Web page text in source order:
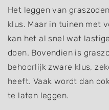
Het leggen van
klus. Maar in tuinen met
kan het al snel wat
doen. Bovendien is
behoorlijk zware klus,
heeft. Vaak wordt dan
te laten leggen.